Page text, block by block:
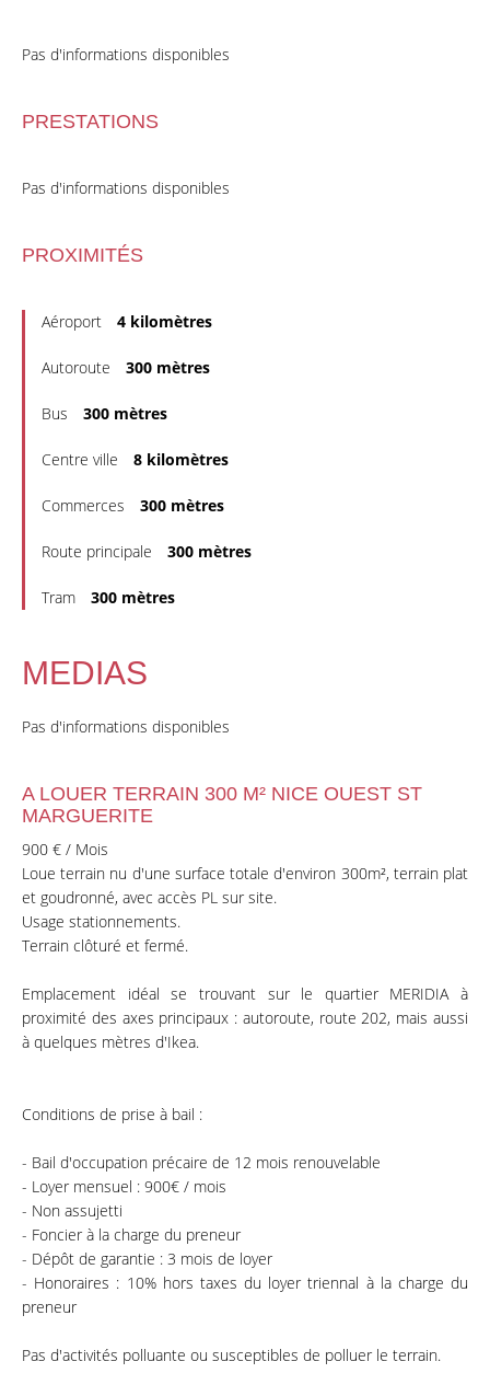
Pas d'informations disponibles
PRESTATIONS
Pas d'informations disponibles
PROXIMITÉS
Aéroport 4 kilomètres
Autoroute 300 mètres
Bus 300 mètres
Centre ville 8 kilomètres
Commerces 300 mètres
Route principale 300 mètres
Tram 300 mètres
MEDIAS
Pas d'informations disponibles
A LOUER TERRAIN 300 M² NICE OUEST ST
MARGUERITE
900 € / Mois
Loue terrain nu d'une surface totale d'environ 300m², terrain plat
et goudronné, avec accès PL sur site.
Usage stationnements.
Terrain clôturé et fermé.
Emplacement idéal se trouvant sur le quartier MERIDIA à
proximité des axes principaux : autoroute, route 202, mais aussi
à quelques mètres d'Ikea.
Conditions de prise à bail :
- Bail d'occupation précaire de 12 mois renouvelable
- Loyer mensuel : 900€ / mois
- Non assujetti
- Foncier à la charge du preneur
- Dépôt de garantie : 3 mois de loyer
- Honoraires : 10% hors taxes du loyer triennal à la charge du
preneur
Pas d'activités polluante ou susceptibles de polluer le terrain.